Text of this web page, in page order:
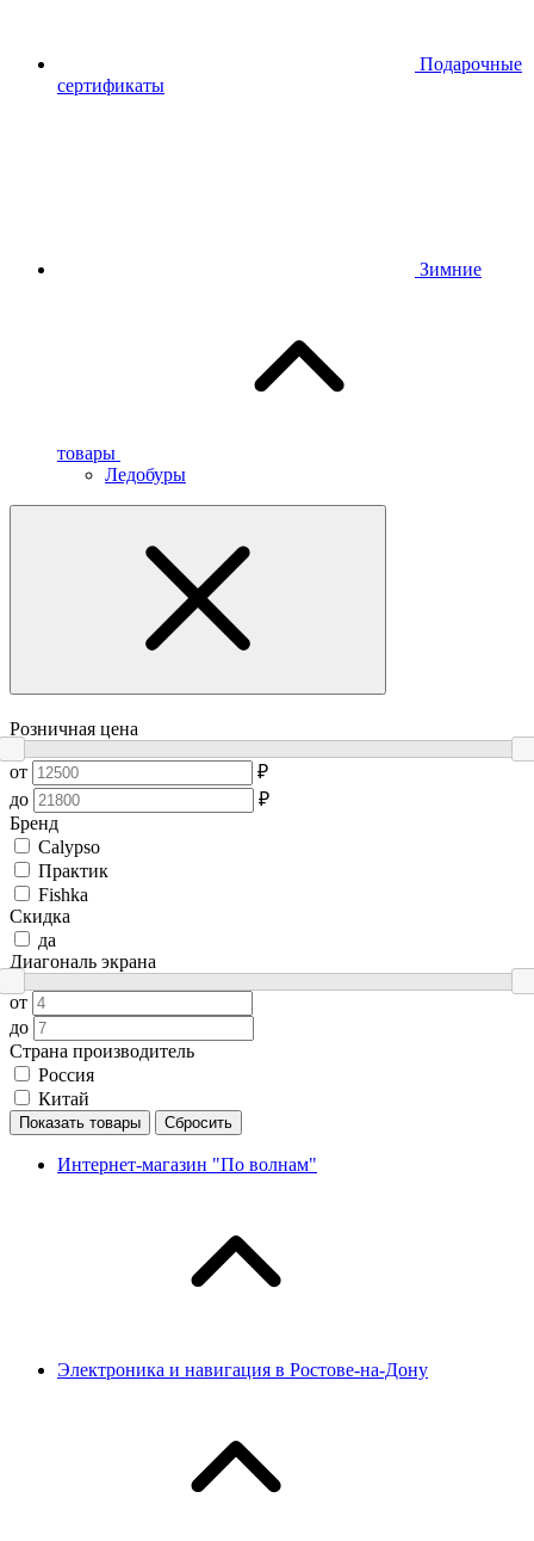
Подарочные
сертификаты
Зимние
товары
Ледобуры
Розничная цена
от
₽
до
₽
Бренд
Сalypso
Практик
Fishka
Скидка
да
Диагональ экрана
от
до
Страна производитель
Россия
Китай
Показать товары Сбросить
Интернет-магазин "По волнам"
Электроника и навигация в Ростове-на-Дону